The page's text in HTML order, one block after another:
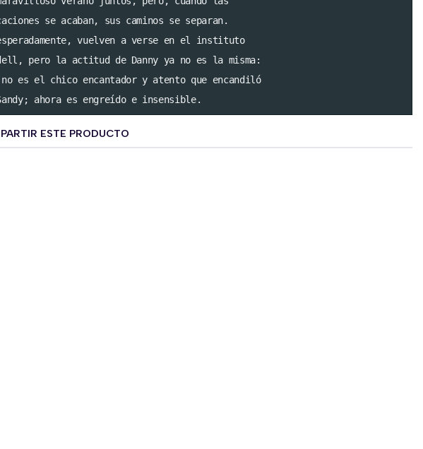
se acaban, sus caminos se separan.
vuelven a verse en el instituto
pero la actitud de Danny ya no es la misma:
es el chico encantador y atento que encandiló
ahora es engreído e insensible.
ESTE PRODUCTO